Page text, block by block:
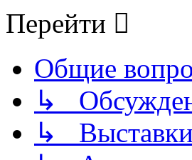
Перейти
Общие
↳
↳